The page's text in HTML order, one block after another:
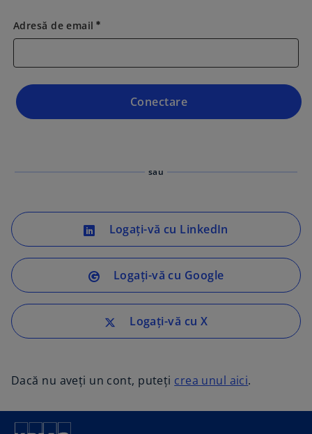
Adresă de email emergency
Conectare
sau
Logați-vă cu LinkedIn
Logați-vă cu Google
Logați-vă cu X
Dacă nu aveți un cont, puteți crea unul aici.